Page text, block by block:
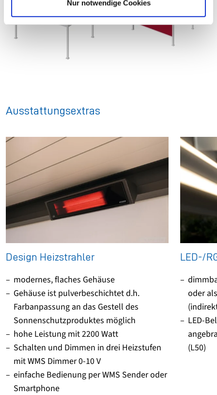
Nur notwendige Cookies
Ausstattungsextras
Design Heizstrahler
modernes, flaches Gehäuse
Gehäuse ist pulverbeschichtet d.h.
Farbanpassung an das Gestell des
Sonnenschutzproduktes möglich
hohe Leistung mit 2200 Watt
Schalten und Dimmen in drei Heizstufen
mit WMS Dimmer 0-10 V
einfache Bedienung per WMS Sender oder
Smartphone
LED-/
oder
LED-
(L50)